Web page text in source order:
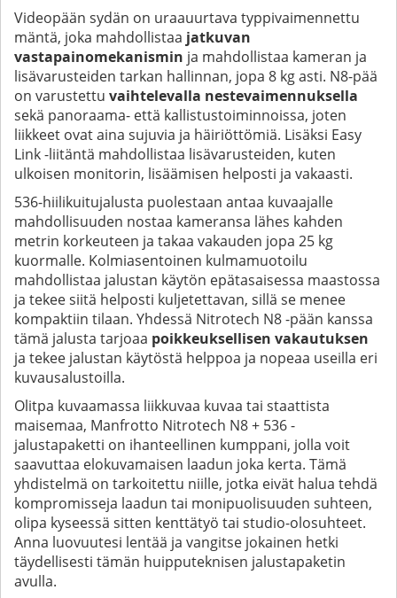
Videopään sydän on uraauurtava typpivaimennettu
mäntä, joka mahdollistaa jatkuvan
vastapainomekanismin ja mahdollistaa kameran ja
lisävarusteiden tarkan hallinnan, jopa 8 kg asti. N8-pää
on varustettu vaihtelevalla nestevaimennuksella
sekä panoraama- että kallistustoiminnoissa, joten
liikkeet ovat aina sujuvia ja häiriöttömiä. Lisäksi Easy
Link -liitäntä mahdollistaa lisävarusteiden, kuten
ulkoisen monitorin, lisäämisen helposti ja vakaasti.
536-hiilikuitujalusta puolestaan antaa kuvaajalle
mahdollisuuden nostaa kameransa lähes kahden
metrin korkeuteen ja takaa vakauden jopa 25 kg
kuormalle. Kolmiasentoinen kulmamuotoilu
mahdollistaa jalustan käytön epätasaisessa maastossa
ja tekee siitä helposti kuljetettavan, sillä se menee
kompaktiin tilaan. Yhdessä Nitrotech N8 -pään kanssa
tämä jalusta tarjoaa poikkeuksellisen vakautuksen
ja tekee jalustan käytöstä helppoa ja nopeaa useilla eri
kuvausalustoilla.
Olitpa kuvaamassa liikkuvaa kuvaa tai staattista
maisemaa, Manfrotto Nitrotech N8 + 536 -
jalustapaketti on ihanteellinen kumppani, jolla voit
saavuttaa elokuvamaisen laadun joka kerta. Tämä
yhdistelmä on tarkoitettu niille, jotka eivät halua tehdä
kompromisseja laadun tai monipuolisuuden suhteen,
olipa kyseessä sitten kenttätyö tai studio-olosuhteet.
Anna luovuutesi lentää ja vangitse jokainen hetki
täydellisesti tämän huipputeknisen jalustapaketin
avulla.